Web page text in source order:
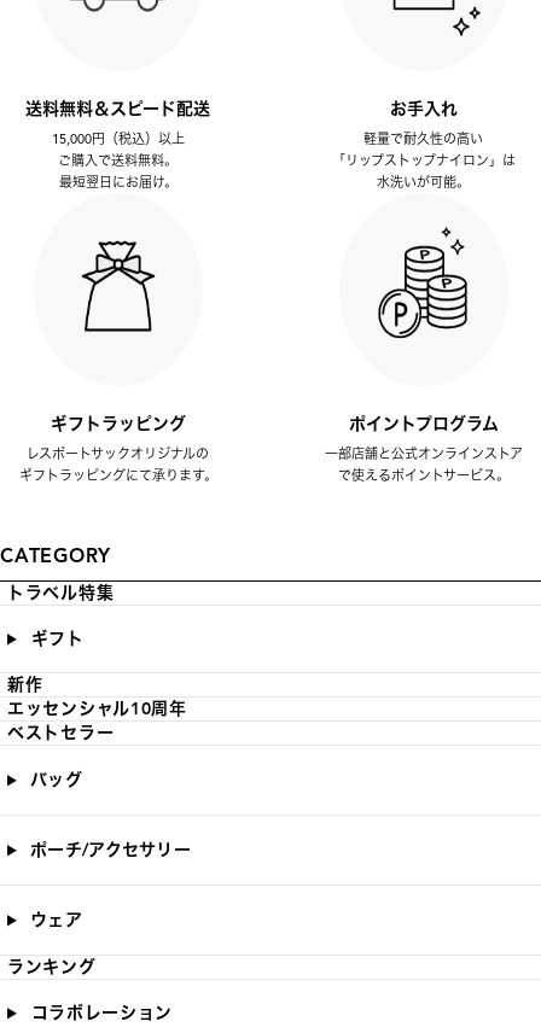
送料無料＆スピード配送
15,000円（税込）以上
ご購入で送料無料。
最短翌日にお届け。
お手入れ
軽量で耐久性の高い
「リップストップナイロン」は
水洗いが可能。
ギフトラッピング
レスポートサックオリジナルの
ギフトラッピングにて承ります。
ポイントプログラム
一部店舗と公式オンラインストア
で使えるポイントサービス。
CATEGORY
トラベル特集
ギフト
新作
エッセンシャル10周年
ベストセラー
バッグ
ポーチ/アクセサリー
ウェア
ランキング
コラボレーション